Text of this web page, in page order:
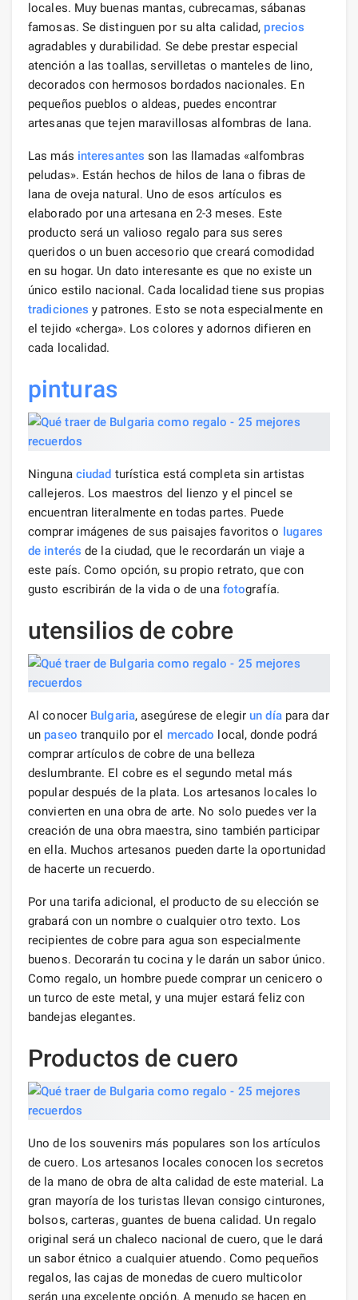
locales. Muy buenas mantas, cubrecamas, sábanas
famosas. Se distinguen por su alta calidad, precios
agradables y durabilidad. Se debe prestar especial
atención a las toallas, servilletas o manteles de lino,
decorados con hermosos bordados nacionales. En
pequeños pueblos o aldeas, puedes encontrar
artesanas que tejen maravillosas alfombras de lana.
Las más interesantes son las llamadas «alfombras
peludas». Están hechos de hilos de lana o fibras de
lana de oveja natural. Uno de esos artículos es
elaborado por una artesana en 2-3 meses. Este
producto será un valioso regalo para sus seres
queridos o un buen accesorio que creará comodidad
en su hogar. Un dato interesante es que no existe un
único estilo nacional. Cada localidad tiene sus propias
tradiciones y patrones. Esto se nota especialmente en
el tejido «cherga». Los colores y adornos difieren en
cada localidad.
pinturas
Ninguna ciudad turística está completa sin artistas
callejeros. Los maestros del lienzo y el pincel se
encuentran literalmente en todas partes. Puede
comprar imágenes de sus paisajes favoritos o lugares
de interés de la ciudad, que le recordarán un viaje a
este país. Como opción, su propio retrato, que con
gusto escribirán de la vida o de una fotografía.
utensilios de cobre
Al conocer Bulgaria, asegúrese de elegirun díapara dar
un paseo tranquilo por el mercado local, donde podrá
comprar artículos de cobre de una belleza
deslumbrante. El cobre es el segundo metal más
popular después de la plata. Los artesanos locales lo
convierten en una obra de arte. No solo puedes ver la
creación de una obra maestra, sino también participar
en ella. Muchos artesanos pueden darte la oportunidad
de hacerte un recuerdo.
Por una tarifa adicional, el producto de su elección se
grabará con un nombre o cualquier otro texto. Los
recipientes de cobre para agua son especialmente
buenos. Decorarán tu cocina y le darán un sabor único.
Como regalo, un hombre puede comprar un cenicero o
un turco de este metal, y una mujer estará feliz con
bandejas elegantes.
Productos de cuero
Uno de los souvenirs más populares son los artículos
de cuero. Los artesanos locales conocen los secretos
de la mano de obra de alta calidad de este material. La
gran mayoría de los turistas llevan consigo cinturones,
bolsos, carteras, guantes de buena calidad. Un regalo
original será un chaleco nacional de cuero, que le dará
un sabor étnico a cualquier atuendo. Como pequeños
regalos, las cajas de monedas de cuero multicolor
serán una excelente opción. A menudo se hacen en